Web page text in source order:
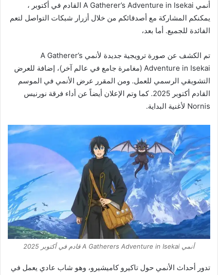
أنمي A Gatherer’s Adventure in Isekai القادم في أكتوبر ،
يمكنكم المشاركة مع أصدقائكم من خلال أزرار شبكات التواصل لتعم
الفائدة للجميع. أما بعد،
تم الكشف عن صورة ترويجية جديدة لأنمي A Gatherer’s
Adventure in Isekai (مغامرة جامع في عالم آخر)، إضافة للعرض
التشويقي الرسمي للعمل. ومن المقرر عرض الأنمي في الموسم
القادم أكتوبر 2025. كما وتم الإعلان أيضاً عن أداء فرقة نورنيس
Nornis لأغنية البداية.
أنمي A Gatherers Adventure in Isekai قادم في أكتوبر 2025
تدور أحداث الأنمي حول تاكيرو كاميشيرو، وهو شاب عادي يعمل في